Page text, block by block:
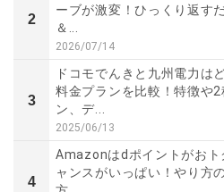
2
ーブが激変！ひっくり返す
＆...
2026/07/14
3
ドコモでんきと九州電力は
料金プランを比較！特徴や2
ン、デ...
2025/06/13
4
Amazonはdポイントがおト
ャンスがいっぱい！やり方